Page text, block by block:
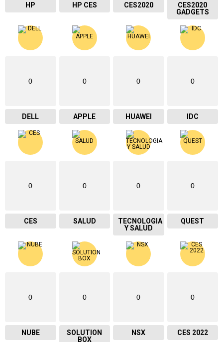
HP HP CES CES2020
CES2020
GADGETS
0
DELL
0
APPLE
0
HUAWEI
0
IDC
0
CES
0
SALUD
0
TECNOLOGIA
Y SALUD
0
QUEST
0
NUBE
0
SOLUTION
BOX
0
NSX
0
CES 2022